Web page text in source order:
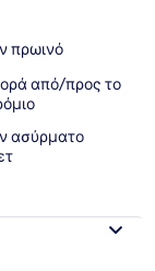
πρωινό
από/προς το
ασύρματο